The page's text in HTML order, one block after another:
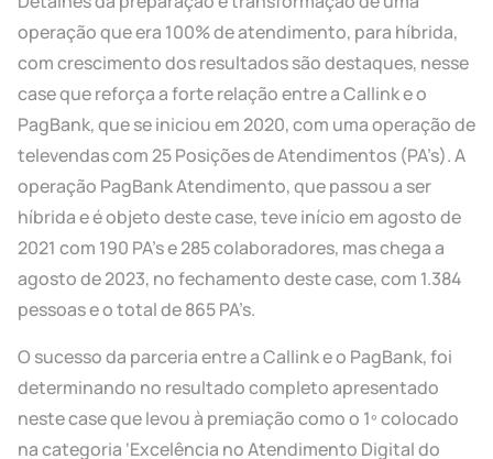
operação que era 100% de atendimento, para híbrida,
com crescimento dos resultados são destaques, nesse
case que reforça a forte relação entre a Callink e o
PagBank, que se iniciou em 2020, com uma operação de
televendas com 25 Posições de Atendimentos (PA’s). A
operação PagBank Atendimento, que passou a ser
híbrida e é objeto deste case, teve início em agosto de
2021 com 190 PA’s e 285 colaboradores, mas chega a
agosto de 2023, no fechamento deste case, com 1.384
pessoas e o total de 865 PA’s.
O sucesso da parceria entre a Callink e o PagBank, foi
determinando no resultado completo apresentado
neste case que levou à premiação como o 1º colocado
na categoria ‘Excelência no Atendimento Digital do